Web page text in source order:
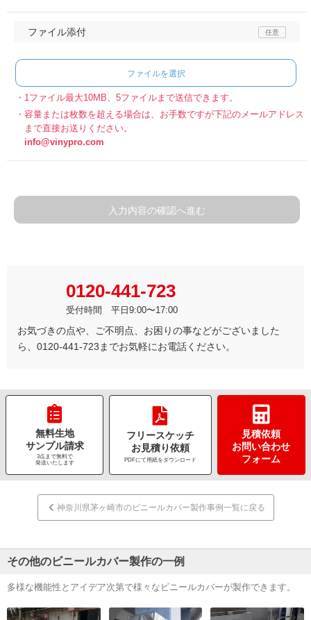
ファイル添付
ファイルを選択
1ファイル最大10MB、5ファイルまで送信できます。
容量または枚数を超える場合は、お手数ですが下記のメールアドレス
まで直接お送りください。
info@vinypro.com
入力内容の確認へ進む
0120-441-723
受付時間 平日9:00〜17:00
お気づきの点や、ご不明点、お困りの事などがございました
ら、0120-441-723までお気軽にお電話ください。
無料生地
サンプル請求
3点まで無料で
発送いたします
フリースケッチ
お見積り依頼
PDFにて用紙をダウンロード
見積依頼
お問い合わせ
フォーム
神奈川県茅ヶ崎市のビニールカバー製作事例一覧に戻る
その他のビニールカバー製作の一例
多様な機能性とアイデア次第で様々なビニールカバーが製作できます。